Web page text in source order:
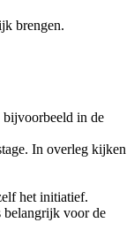
brengen.
bijvoorbeeld in de
In overleg kijken
het initiatief.
belangrijk voor de